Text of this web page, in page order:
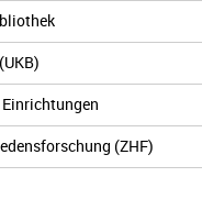
(ZHF)